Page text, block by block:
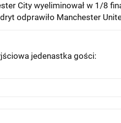
City wyeliminował w 1/8
odprawiło Manchester
jedenastka gości: